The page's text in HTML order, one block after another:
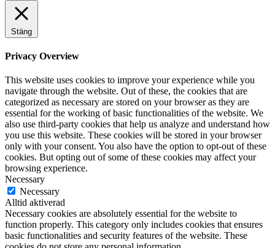
Stäng
Privacy Overview
This website uses cookies to improve your experience while you
navigate through the website. Out of these, the cookies that are
categorized as necessary are stored on your browser as they are
essential for the working of basic functionalities of the website. We
also use third-party cookies that help us analyze and understand how
you use this website. These cookies will be stored in your browser
only with your consent. You also have the option to opt-out of these
cookies. But opting out of some of these cookies may affect your
browsing experience.
Necessary
Necessary
Alltid aktiverad
Necessary cookies are absolutely essential for the website to
function properly. This category only includes cookies that ensures
basic functionalities and security features of the website. These